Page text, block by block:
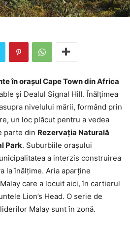
în orașul Cape Town din Africa
și Dealul Signal Hill. Înălțimea
nivelului mării, formând prin
un loc plăcut pentru a vedea
parte din Rezervația Naturală
Park. Suburbiile orașului
a interzis construirea
la înălțime. Aria aparține
care a locuit aici, în cartierul
Lion’s Head. O serie de
Malay sunt în zonă.